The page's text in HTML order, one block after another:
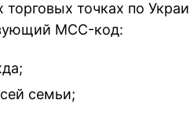
точках по
MCC-код:
семьи;